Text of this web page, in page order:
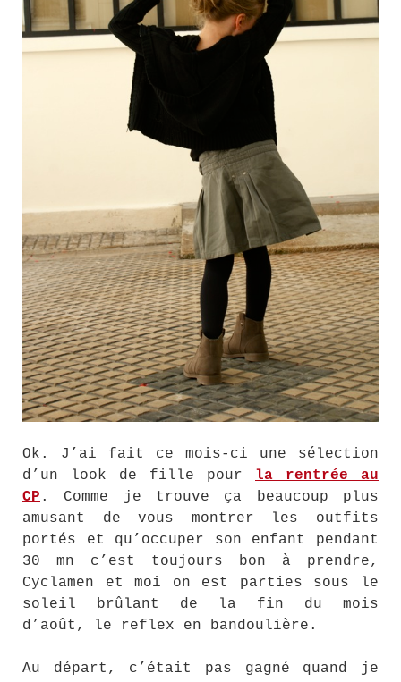
Ok. J’ai fait ce mois-ci une sélection
d’un look de fille pour
la rentrée au
CP . Comme je trouve ça beaucoup plus
amusant de vous montrer les outfits
portés et qu’occuper son enfant pendant
30 mn c’est toujours bon à prendre,
Cyclamen et moi on est parties sous le
soleil brûlant de la fin du mois
d’août, le reflex en bandoulière.
Au départ, c’était pas gagné quand je